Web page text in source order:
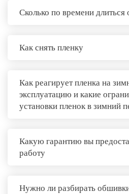
Сколько по времени длиться
Как снять пленку
Как реагирует пленка на
эксплуатацию и какие
установки пленок в зимний
Какую гарантию вы
работу
Нужно ли разбирать